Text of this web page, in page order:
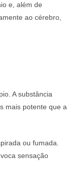
e, além de
ao cérebro,
A substância
mais potente que a
ou fumada.
sensação